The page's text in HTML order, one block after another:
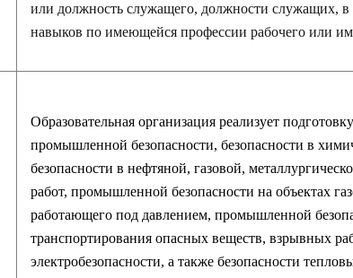
или должность служащего, должности служащих, в
навыков по имеющейся профессии рабочего или
Образовательная организация реализует
промышленной безопасности, безопасности в
безопасности в нефтяной, газовой,
работ, промышленной безопасности на объектах
работающего под давлением, промышленной
транспортирования опасных веществ, взрывных
электробезопасности, а также безопасности